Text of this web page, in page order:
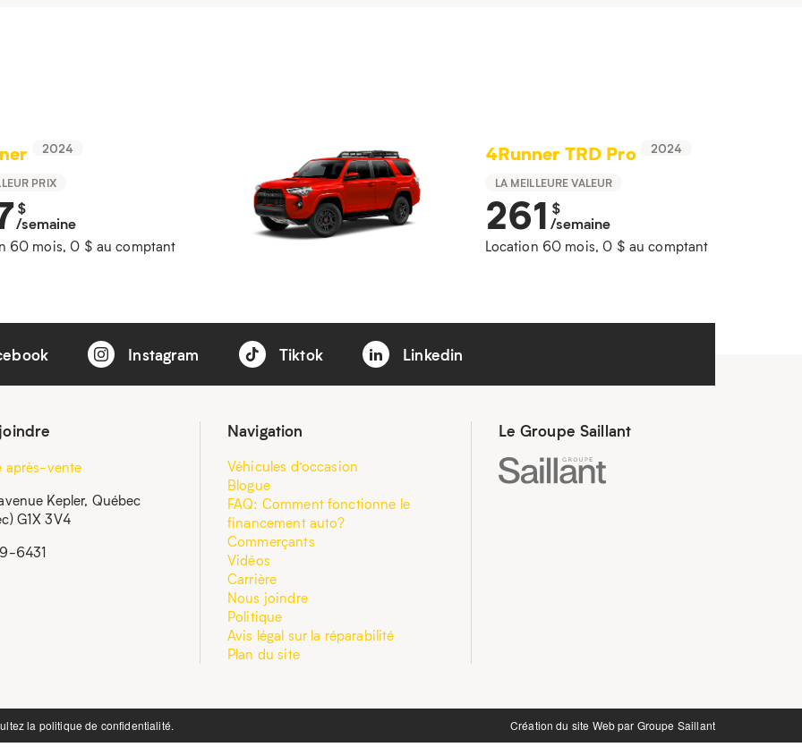
2024
PRIX
$
/semaine
60 mois, 0 $ au comptant
4Runner TRD Pro 2024
LA MEILLEURE VALEUR
261 $
/semaine
Location 60 mois, 0 $ au comptant
Instagram Tiktok Linkedin
après-vente
Kepler, Québec
G1X 3V4
6431
Navigation
Véhicules d’occasion
Blogue
FAQ: Comment fonctionne le
financement auto?
Commerçants
Vidéos
Carrière
Nous joindre
Politique
Avis légal sur la réparabilité
Plan du site
Le Groupe Saillant
la politique de confidentialité. Création du site Web par Groupe Saillant